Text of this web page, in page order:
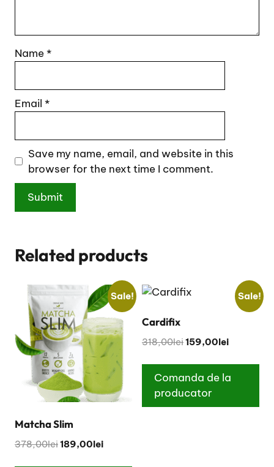
Name*
Email *
Save my name, email, and website in this
browser for the next time I comment.
l
t
t
Related products
Sale!
Matcha Slim
378,00leiOriginal
189,00leiCurrent
Sale!
Cardifix
318,00leiOriginal
was:
318,00lei.
159,00leiCurrent
Comanda de la
producator